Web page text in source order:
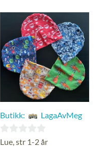
Butikk: LagaAvMeg
0
Lue, str 1-2 år